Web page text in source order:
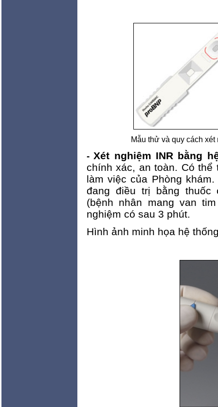
Mẫu thử và quy cách
-Xét nghiệm INR bằng
chính xác, an toàn. Có
làm việc của Phòng
đang điều trị bằng thuốc
(bệnh nhân mang van
nghiệm có sau 3 phút.
Hình ảnh minh họa hệ